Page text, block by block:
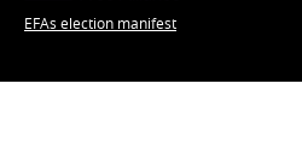
EFAs election manifest